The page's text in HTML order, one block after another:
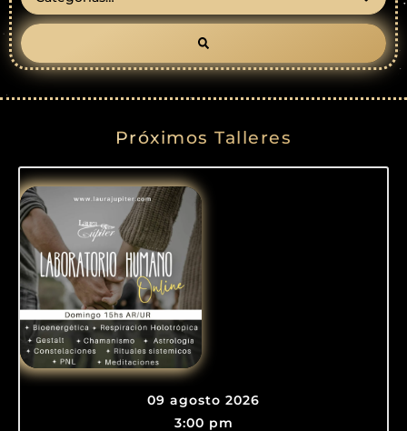
Próximos Talleres
09 agosto 2026
3:00 pm